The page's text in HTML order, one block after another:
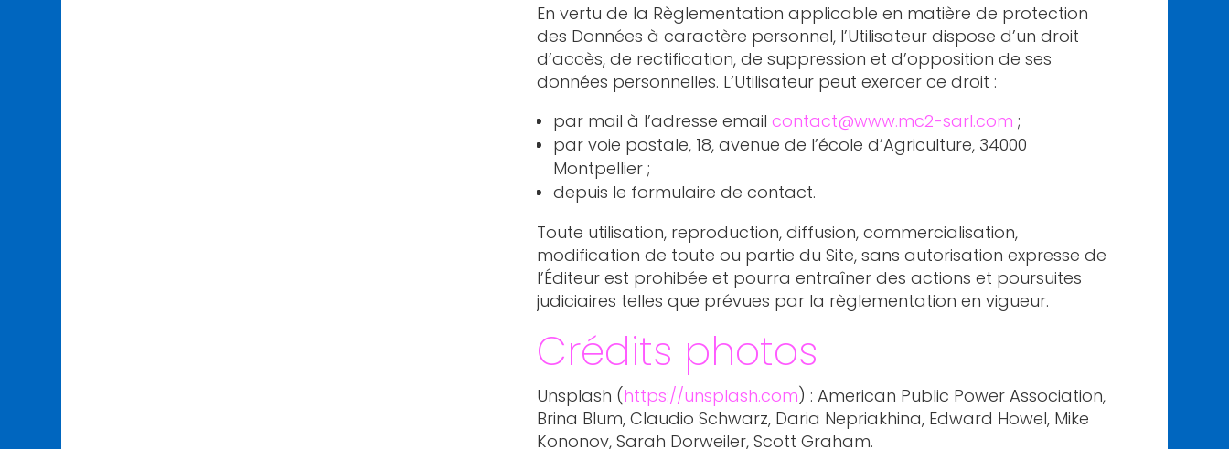
En vertu de la Règlementation applicable en matière de protection
des Données à caractère personnel, l’Utilisateur dispose d’un droit
d’accès, de rectification, de suppression et d’opposition de ses
données personnelles. L’Utilisateur peut exercer ce droit :
par mail à l’adresse email contact@www.mc2-sarl.com ;
par voie postale, 18, avenue de l’école d’Agriculture, 34000
Montpellier ;
depuis le formulaire de contact.
Toute utilisation, reproduction, diffusion, commercialisation,
modification de toute ou partie du Site, sans autorisation expresse de
l’Éditeur est prohibée et pourra entraîner des actions et poursuites
judiciaires telles que prévues par la règlementation en vigueur.
Crédits photos
Unsplash (https://unsplash.com) : American Public Power Association,
Brina Blum, Claudio Schwarz, Daria Nepriakhina, Edward Howel, Mike
Kononov, Sarah Dorweiler, Scott Graham.